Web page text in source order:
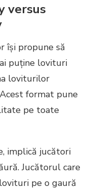
versus
își propune să
puține lovituri
loviturilor
format pune
pe toate
implică jucători
Jucătorul care
pe o gaură